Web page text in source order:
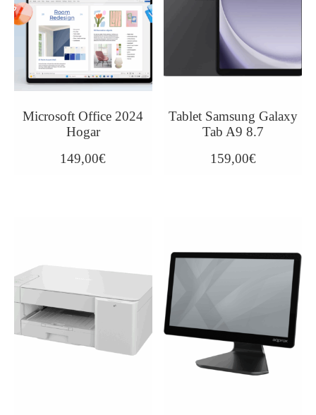
Microsoft Office 2024
Hogar
149,00€
Tablet Samsung Galaxy
Tab A9 8.7
159,00€